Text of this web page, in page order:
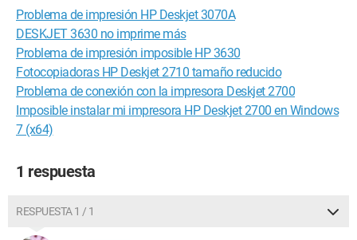
Problema de impresión HP Deskjet 3070A
DESKJET 3630 no imprime más
Problema de impresión imposible HP 3630
Fotocopiadoras HP Deskjet 2710 tamaño reducido
Problema de conexión con la impresora Deskjet 2700
Imposible instalar mi impresora HP Deskjet 2700 en Windows
7 (x64)
1 respuesta
RESPUESTA 1 / 1